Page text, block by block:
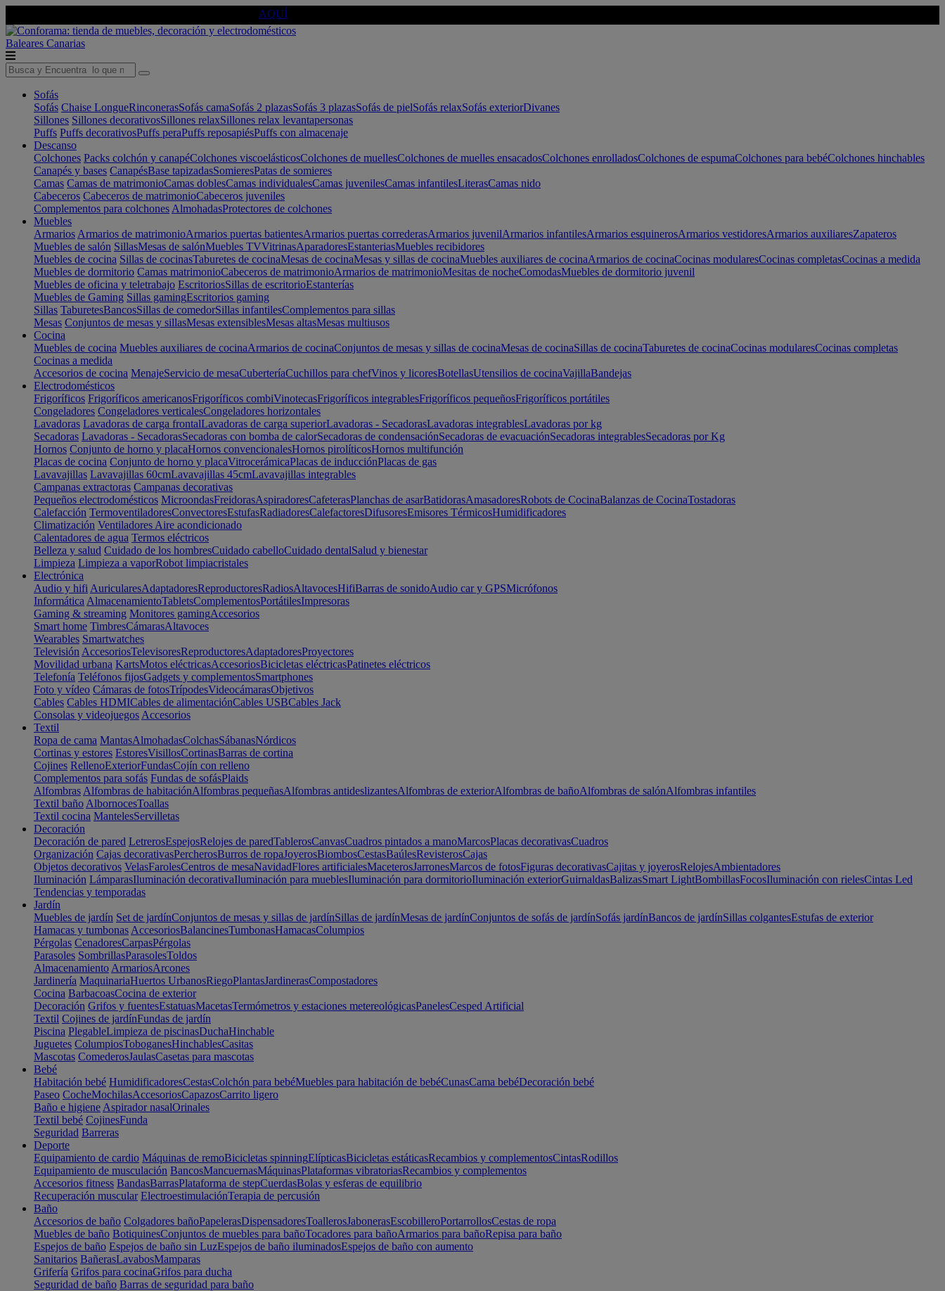
AQUÍ
Baleares Canarias
Sofás
Sofás Chaise LongueRinconerasSofás camaSofás 2 plazasSofás 3 plazasSofás de pielSofás relaxSofás exteriorDivanes
Sillones Sillones decorativosSillones relaxSillones relax levantapersonas
Puffs Puffs decorativosPuffs peraPuffs reposapiésPuffs con almacenaje
Descanso
Colchones Packs colchón y canapéColchones viscoelásticosColchones de muellesColchones de muelles ensacadosColchones enrolladosColchones de espumaColchones para bebéColchones hinchables
Canapés y bases CanapésBase tapizadasSomieresPatas de somieres
Camas Camas de matrimonioCamas doblesCamas individualesCamas juvenilesCamas infantilesLiterasCamas nido
Cabeceros Cabeceros de matrimonioCabeceros juveniles
Complementos para colchones AlmohadasProtectores de colchones
Muebles
Armarios Armarios de matrimonioArmarios puertas batientesArmarios puertas correderasArmarios juvenilArmarios infantilesArmarios esquinerosArmarios vestidoresArmarios auxiliaresZapateros
Muebles de salón SillasMesas de salónMuebles TVVitrinasAparadoresEstanteriasMuebles recibidores
Muebles de cocina Sillas de cocinasTaburetes de cocinaMesas de cocinaMesas y sillas de cocinaMuebles auxiliares de cocinaArmarios de cocinaCocinas modularesCocinas completasCocinas a medida
Muebles de dormitorio Camas matrimonioCabeceros de matrimonioArmarios de matrimonioMesitas de nocheComodasMuebles de dormitorio juvenil
Muebles de oficina y teletrabajo EscritoriosSillas de escritorioEstanterías
Muebles de Gaming Sillas gamingEscritorios gaming
Sillas TaburetesBancosSillas de comedorSillas infantilesComplementos para sillas
Mesas Conjuntos de mesas y sillasMesas extensiblesMesas altasMesas multiusos
Cocina
Muebles de cocina Muebles auxiliares de cocinaArmarios de cocinaConjuntos de mesas y sillas de cocinaMesas de cocinaSillas de cocinaTaburetes de cocinaCocinas modularesCocinas completas
Cocinas a medida
Accesorios de cocina MenajeServicio de mesaCuberteríaCuchillos para chefVinos y licoresBotellasUtensilios de cocinaVajillaBandejas
Electrodomésticos
Frigoríficos Frigoríficos americanosFrigoríficos combiVinotecasFrigoríficos integrablesFrigoríficos pequeñosFrigoríficos portátiles
Congeladores Congeladores verticalesCongeladores horizontales
Lavadoras Lavadoras de carga frontalLavadoras de carga superiorLavadoras - SecadorasLavadoras integrablesLavadoras por kg
Secadoras Lavadoras - SecadorasSecadoras con bomba de calorSecadoras de condensaciónSecadoras de evacuaciónSecadoras integrablesSecadoras por Kg
Hornos Conjunto de horno y placaHornos convencionalesHornos pirolíticosHornos multifunción
Placas de cocina Conjunto de horno y placaVitrocerámicaPlacas de inducciónPlacas de gas
Lavavajillas Lavavajillas 60cmLavavajillas 45cmLavavajillas integrables
Campanas extractoras Campanas decorativas
Pequeños electrodomésticos MicroondasFreidorasAspiradoresCafeterasPlanchas de asarBatidorasAmasadoresRobots de CocinaBalanzas de CocinaTostadoras
Calefacción TermoventiladoresConvectoresEstufasRadiadoresCalefactoresDifusoresEmisores TérmicosHumidificadores
Climatización Ventiladores Aire acondicionado
Calentadores de agua Termos eléctricos
Belleza y salud Cuidado de los hombresCuidado cabelloCuidado dentalSalud y bienestar
Limpieza Limpieza a vaporRobot limpiacristales
Electrónica
Audio y hifi AuricularesAdaptadoresReproductoresRadiosAltavocesHifiBarras de sonidoAudio car y GPSMicrófonos
Informática AlmacenamientoTabletsComplementosPortátilesImpresoras
Gaming & streaming Monitores gamingAccesorios
Smart home TimbresCámarasAltavoces
Wearables Smartwatches
Televisión AccesoriosTelevisoresReproductoresAdaptadoresProyectores
Movilidad urbana KartsMotos eléctricasAccesoriosBicicletas eléctricasPatinetes eléctricos
Telefonía Teléfonos fijosGadgets y complementosSmartphones
Foto y vídeo Cámaras de fotosTrípodesVideocámarasObjetivos
Cables Cables HDMICables de alimentaciónCables USBCables Jack
Consolas y videojuegos Accesorios
Textil
Ropa de cama MantasAlmohadasColchasSábanasNórdicos
Cortinas y estores EstoresVisillosCortinasBarras de cortina
Cojines RellenoExteriorFundasCojín con relleno
Complementos para sofás Fundas de sofásPlaids
Alfombras Alfombras de habitaciónAlfombras pequeñasAlfombras antideslizantesAlfombras de exteriorAlfombras de bañoAlfombras de salónAlfombras infantiles
Textil baño AlbornocesToallas
Textil cocina MantelesServilletas
Decoración
Decoración de pared LetrerosEspejosRelojes de paredTablerosCanvasCuadros pintados a manoMarcosPlacas decorativasCuadros
Organización Cajas decorativasPercherosBurros de ropaJoyerosBiombosCestasBaúlesRevisterosCajas
Objetos decorativos VelasFarolesCentros de mesaNavidadFlores artificialesMaceterosJarronesMarcos de fotosFiguras decorativasCajitas y joyerosRelojesAmbientadores
Iluminación LámparasIluminación decorativaIluminación para mueblesIluminación para dormitorioIluminación exteriorGuirnaldasBalizasSmart LightBombillasFocosIluminación con rielesCintas Led
Tendencias y temporadas
Jardín
Muebles de jardín Set de jardínConjuntos de mesas y sillas de jardínSillas de jardínMesas de jardínConjuntos de sofás de jardínSofás jardínBancos de jardínSillas colgantesEstufas de exterior
Hamacas y tumbonas AccesoriosBalancinesTumbonasHamacasColumpios
Pérgolas CenadoresCarpasPérgolas
Parasoles SombrillasParasolesToldos
Almacenamiento ArmariosArcones
Jardinería MaquinariaHuertos UrbanosRiegoPlantasJardinerasCompostadores
Cocina BarbacoasCocina de exterior
Decoración Grifos y fuentesEstatuasMacetasTermómetros y estaciones metereológicasPanelesCesped Artificial
Textil Cojines de jardínFundas de jardín
Piscina PlegableLimpieza de piscinasDuchaHinchable
Juguetes ColumpiosToboganesHinchablesCasitas
Mascotas ComederosJaulasCasetas para mascotas
Bebé
Habitación bebé HumidificadoresCestasColchón para bebéMuebles para habitación de bebéCunasCama bebéDecoración bebé
Paseo CocheMochilasAccesoriosCapazosCarrito ligero
Baño e higiene Aspirador nasalOrinales
Textil bebé CojinesFunda
Seguridad Barreras
Deporte
Equipamiento de cardio Máquinas de remoBicicletas spinningElípticasBicicletas estáticasRecambios y complementosCintasRodillos
Equipamiento de musculación BancosMancuernasMáquinasPlataformas vibratoriasRecambios y complementos
Accesorios fitness BandasBarrasPlataforma de stepCuerdasBolas y esferas de equilibrio
Recuperación muscular ElectroestimulaciónTerapia de percusión
Baño
Accesorios de baño Colgadores bañoPapelerasDispensadoresToallerosJabonerasEscobilleroPortarrollosCestas de ropa
Muebles de baño BotiquinesConjuntos de muebles para bañoTocadores para bañoArmarios para bañoRepisa para baño
Espejos de baño Espejos de baño sin LuzEspejos de baño iluminadosEspejos de baño con aumento
Sanitarios BañerasLavabosMamparas
Grifería Grifos para cocinaGrifos para ducha
Seguridad de baño Barras de seguridad para baño